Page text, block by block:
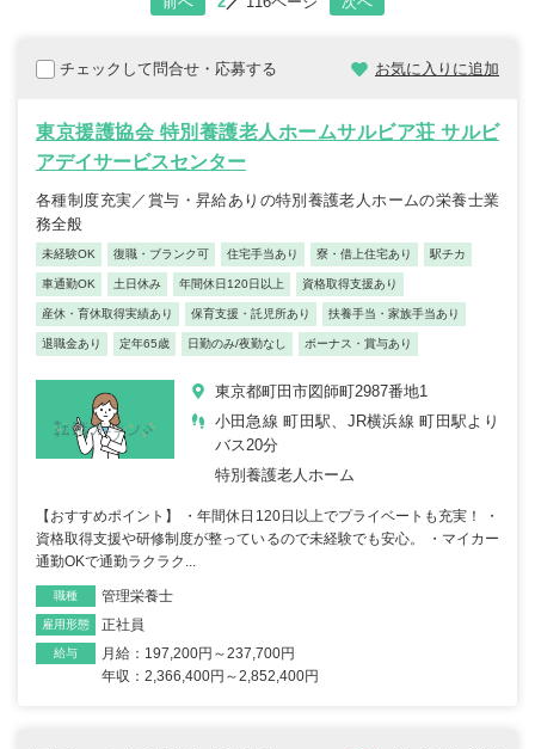
チェックして問合せ・応募する お気に入りに追加
東京援護協会 特別養護老人ホームサルビア荘 サルビ
アデイサービスセンター
各種制度充実／賞与・昇給ありの特別養護老人ホームの栄養士業
務全般
未経験OK 復職・ブランク可 住宅手当あり 寮・借上住宅あり 駅チカ
車通勤OK 土日休み 年間休日120日以上 資格取得支援あり
産休・育休取得実績あり 保育支援・託児所あり 扶養手当・家族手当あり
退職金あり 定年65歳 日勤のみ/夜勤なし ボーナス・賞与あり
東京都町田市図師町2987番地1
小田急線 町田駅、JR横浜線 町田駅より
バス20分
特別養護老人ホーム
【おすすめポイント】 ・年間休日120日以上でプライベートも充実！ ・
資格取得支援や研修制度が整っているので未経験でも安心。 ・マイカー
通勤OKで通勤ラクラク...
職種 管理栄養士
雇用形態 正社員
給与
月給：197,200円～237,700円
年収：2,366,400円～2,852,400円